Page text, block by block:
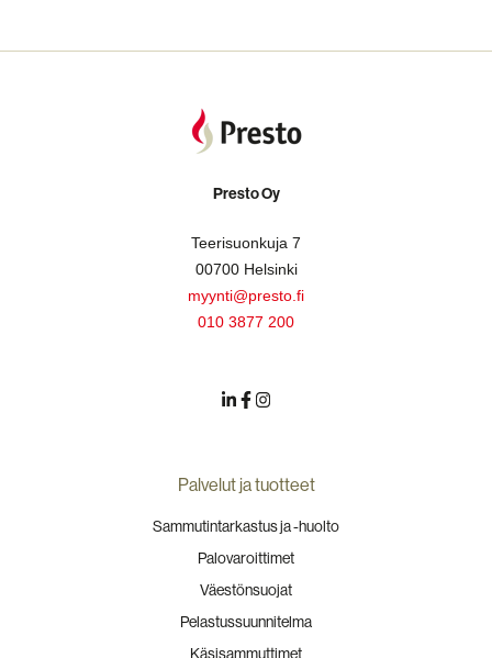
Presto Oy
Teerisuonkuja 7
00700 Helsinki
myynti@presto.fi
010 3877 200
Palvelut ja tuotteet
Sammutintarkastus ja -huolto
Palovaroittimet
Väestönsuojat
Pelastussuunnitelma
Käsisammuttimet